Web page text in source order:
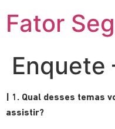
Fator
Enquete
| 1. Qual desses temas
assistir?